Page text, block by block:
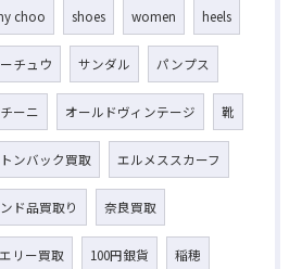
choo shoes women heels
チュウ サンダル パンプス
ーニ オールドヴィンテージ 靴
ンバック買取 エルメススカーフ
ド品買取り 奈良買取
リー買取 100円銀貨 稲穂